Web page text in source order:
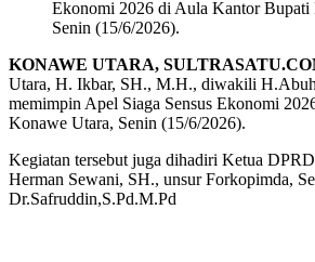
Ekonomi 2026 di Aula Kantor Bupati
Senin (15/6/2026).
KONAWE UTARA,
Utara, H. Ikbar, SH., M.H., diwakili
memimpin Apel Siaga Sensus Ekonomi
Konawe Utara, Senin (15/6/2026).
Kegiatan tersebut juga dihadiri Ketua
Herman Sewani, SH., unsur Forkopimda,
Dr.Safruddin,S.Pd.M.Pd